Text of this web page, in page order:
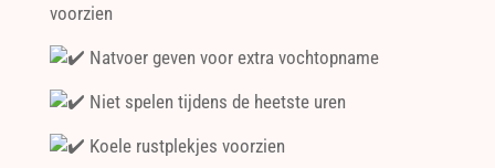
voorzien
Natvoer geven voor extra vochtopname
Niet spelen tijdens de heetste uren
Koele rustplekjes voorzien